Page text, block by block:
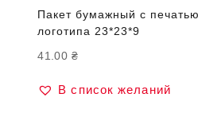
Пакет бумажный с
логотипа 23*23*9
41.00 ₴
В список желаний